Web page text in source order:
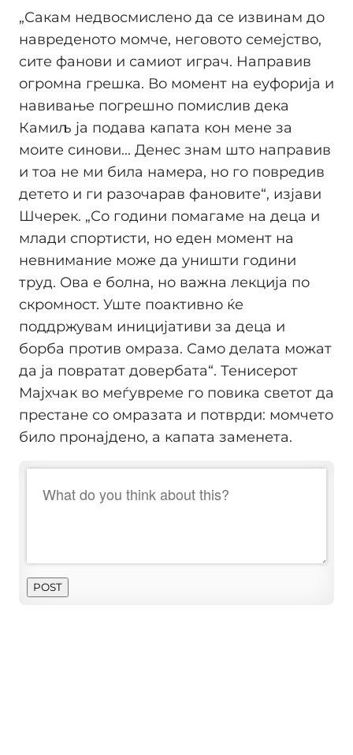
„Сакам недвосмислено да се извинам до
навреденото момче, неговото семејство,
сите фанови и самиот играч. Направив
огромна грешка. Во момент на еуфорија и
навивање погрешно помислив дека
Камиљ ја подава капата кон мене за
моите синови... Денес знам што направив
и тоа не ми била намера, но го повредив
детето и ги разочарав фановите“, изјави
Шчерек. „Со години помагаме на деца и
млади спортисти, но еден момент на
невнимание може да уништи години
труд. Ова е болна, но важна лекција по
скромност. Уште поактивно ќе
поддржувам иницијативи за деца и
борба против омраза. Само делата можат
да ја повратат довербата“. Тенисерот
Мајхчак во меѓувреме го повика светот да
престане со омразата и потврди: момчето
било пронајдено, а капата заменета.
POST